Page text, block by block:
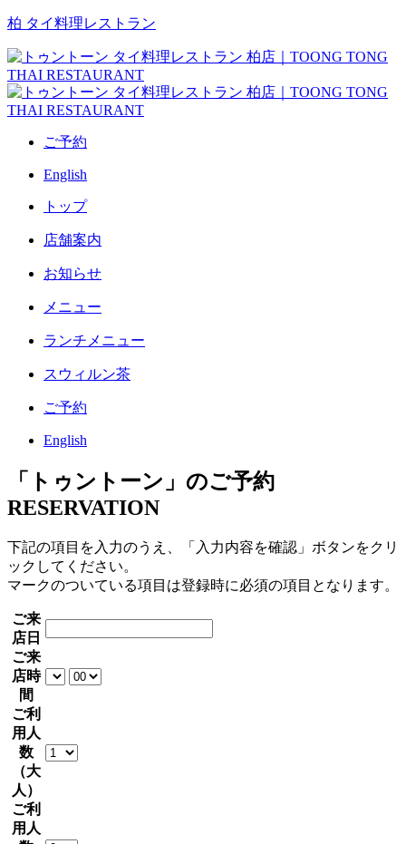
柏 タイ料理レストラン
ご予約
English
トップ
店舗案内
お知らせ
メニュー
ランチメニュー
スウィルン茶
ご予約
English
「トゥントーン」のご予約
RESERVATION
下記の項目を入力のうえ、「入力内容を確認」ボタンをクリ
ックしてください。
マークのついている項目は登録時に必須の項目となります。
ご来
店日
ご来
店時
間
ご利
用人
数
（大
人）
ご利
用人